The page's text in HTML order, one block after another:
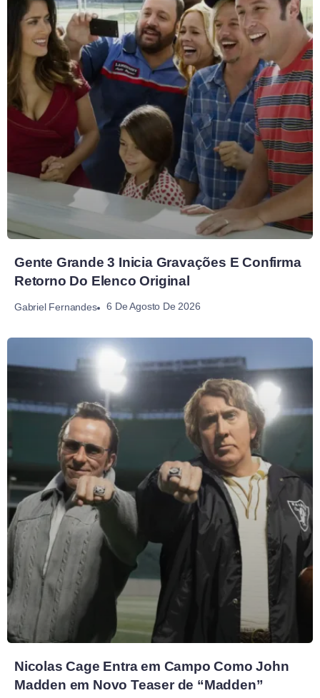
Gente Grande 3 Inicia Gravações E Confirma
Retorno Do Elenco Original
Gabriel Fernandes 6 De Agosto De 2026
Nicolas Cage Entra em Campo Como John
Madden em Novo Teaser de “Madden”